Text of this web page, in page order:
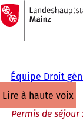
Accéder au
Vers
la
page
d'accueil
Équipe Droit
lire à haute voix
Permis de